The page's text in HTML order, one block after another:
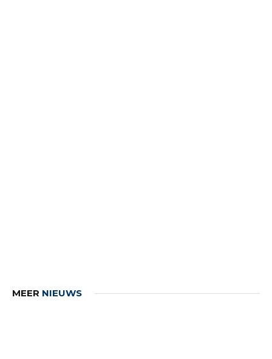
MEER NIEUWS